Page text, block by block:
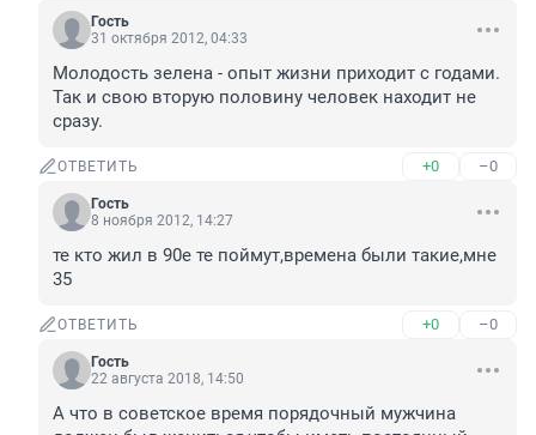
Гость
31 октября 2012, 04:33
Молодость зелена - опыт жизни приходит с годами.
Так и свою вторую половину человек находит не
сразу.
ОТВЕТИТЬ +0 –0
Гость
8 ноября 2012, 14:27
те кто жил в 90е те поймут,времена были такие,мне
35
ОТВЕТИТЬ +0 –0
Гость
22 августа 2018, 14:50
А что в советское время порядочный мужчина